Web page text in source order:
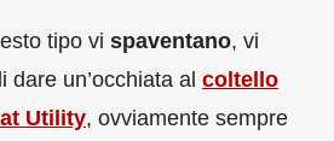
tipo vi spaventano, vi
dare un’occhiata al coltello
Utility, ovviamente sempre